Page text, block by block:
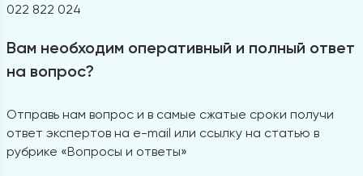
022 822 024
Вам необходим оперативный и полный ответ
на вопрос?
Отправь нам вопрос и в самые сжатые сроки получи
ответ экспертов на e-mail или ссылку на статью в
рубрике «Вопросы и ответы»